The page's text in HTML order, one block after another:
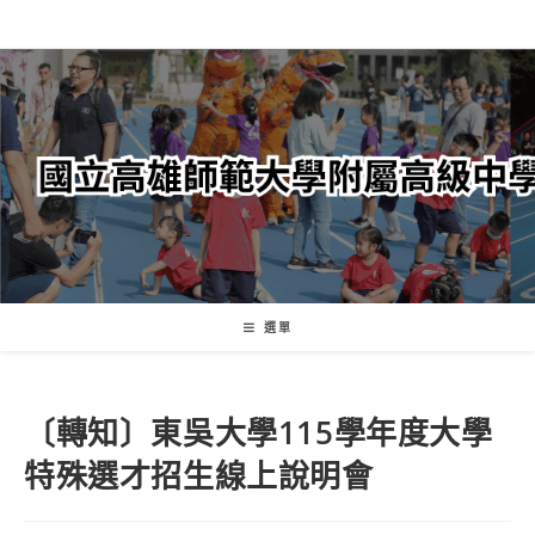
轉
至
主
內
容
選單
〔轉知〕東吳大學115學年度大學
特殊選才招生線上說明會